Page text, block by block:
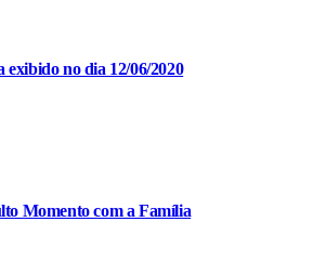
no dia 12/06/2020
Momento com a Família